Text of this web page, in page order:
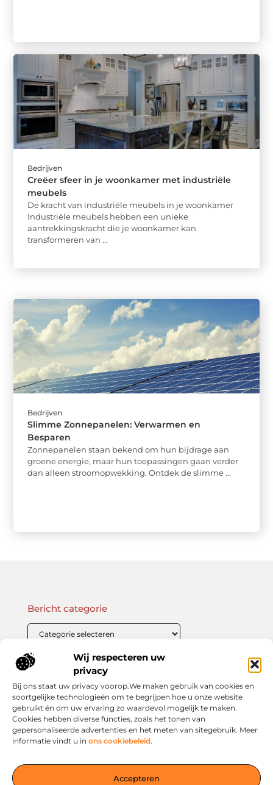
Wij respecteren uw
privacy
Bij ons staat uw privacy voorop.We maken gebruik van cookies en
soortgelijke technologieën om te begrijpen hoe u onze website
gebruikt én om uw ervaring zo waardevol mogelijk te maken.
Cookies hebben diverse functies, zoals het tonen van
gepersonaliseerde advertenties en het meten van sitegebruik. Meer
informatie vindt u in ons cookiebeleid.
Accepteren
Bedrijven
Creëer sfeer in je woonkamer met industriële
meubels
De kracht van industriële meubels in je woonkamer
Industriële meubels hebben een unieke
aantrekkingskracht die je woonkamer kan
transformeren van ...
Bedrijven
Slimme Zonnepanelen: Verwarmen en
Besparen
Zonnepanelen staan bekend om hun bijdrage aan
groene energie, maar hun toepassingen gaan verder
dan alleen stroomopwekking. Ontdek de slimme ...
— Verken prikkelende blogs, slimme inzichten en praktische
Onze informatie
Bericht categorie